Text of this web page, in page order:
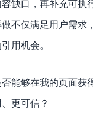
缺口，再补充可执
不仅满足用户需求
用机会。
能够在我的页面获
更可信？